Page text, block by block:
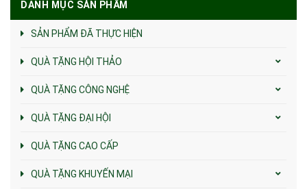
DANH MỤC SẢN PHẨM
SẢN PHẨM ĐÃ THỰC HIỆN
QUÀ TẶNG HỘI THẢO
QUÀ TẶNG CÔNG NGHỆ
QUÀ TẶNG ĐẠI HỘI
QUÀ TẶNG CAO CẤP
QUÀ TẶNG KHUYẾN MẠI